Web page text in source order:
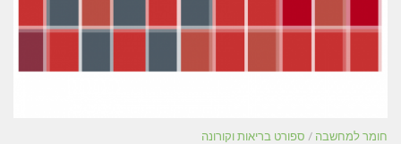
חומר למחשבה / ספורט בריאות וקורונה